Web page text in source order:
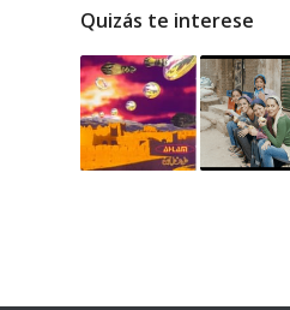
Quizás te interese